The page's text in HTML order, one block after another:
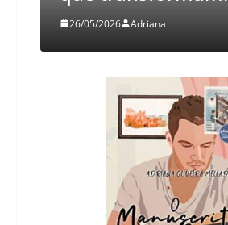
26/05/2026 Adriana